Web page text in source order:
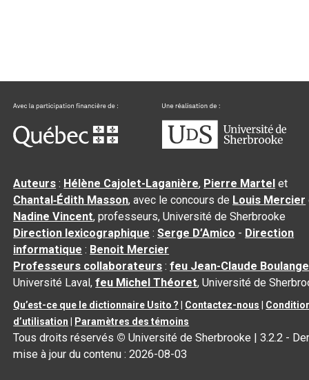
Auteurs : Hélène Cajolet-Laganière, Pierre Martel et
Chantal‑Édith Masson, avec le concours de Louis Mercier
Nadine Vincent, professeurs, Université de Sherbrooke
Direction lexicographique :Serge D’Amico - Direction
informatique : Benoit Mercier
Professeurs collaborateurs :feu Jean-Claude
Université Laval,feu Michel Théoret, Université de
Qu’est-ce que le dictionnaire Usito ? Contactez-nous
d’utilisation
Paramètres des témoins
Tous droits réservés © Université de Sherbrooke |3.2.2 -
mise à jour du contenu :2026-08-03